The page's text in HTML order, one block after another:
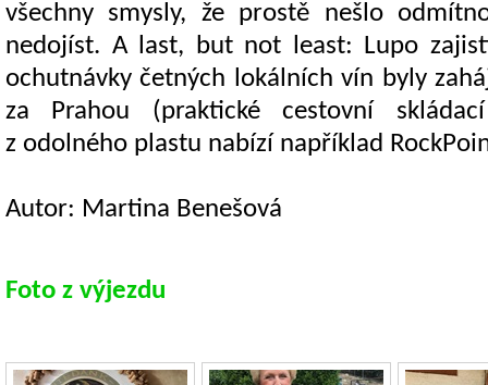
všechny smysly, že prostě nešlo
nedojíst. A last, but not least: Lupo
ochutnávky četných lokálních vín byly
za Prahou (praktické cestovní
z odolného plastu nabízí například
Autor: Martina Benešová
Foto z výjezdu